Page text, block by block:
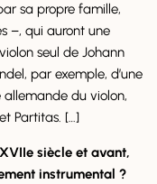
sa propre famille,
–, qui auront une
seul de Johann
par exemple, d’une
allemande du violon,
Partitas. […]
siècle et avant,
instrumental ?